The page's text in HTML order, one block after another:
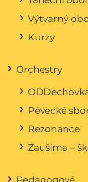
Výtvarný
Kurzy
Orchestry
Pěvecké
Rezonance
Zaušima –
Pedagogové